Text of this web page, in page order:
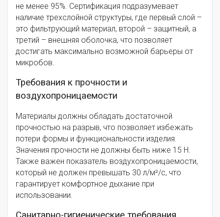
не менее 95%. Сертификация подразумевает
наличие трехслойной структуры, где первый слой –
это фильтрующий материал, второй – защитный, а
третий – внешняя оболочка, что позволяет
достигать максимально возможной барьеры от
микробов.
Требования к прочности и
воздухопроницаемости
Материалы должны обладать достаточной
прочностью на разрыв, что позволяет избежать
потери формы и функциональности изделия.
Значения прочности не должны быть ниже 15 Н.
Также важен показатель воздухопроницаемости,
который не должен превышать 30 л/м²/с, что
гарантирует комфортное дыхание при
использовании.